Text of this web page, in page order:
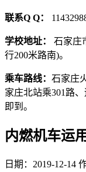
联系Q Q：
学校地址： 石家庄
行200米路南)。
乘车路线： 石家庄
家庄北站乘301路
即到。
内燃机车运
日期：2019-12-14